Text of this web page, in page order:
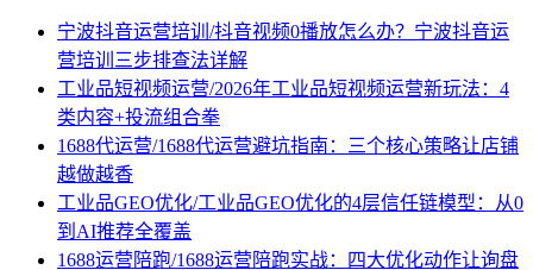
宁波抖音运营培训/抖音视频0播放怎么办？宁波抖音运
营培训三步排查法详解
工业品短视频运营/2026年工业品短视频运营新玩法：4
类内容+投流组合拳
1688代运营/1688代运营避坑指南：三个核心策略让店铺
越做越香
工业品GEO优化/工业品GEO优化的4层信任链模型：从0
到AI推荐全覆盖
1688运营陪跑/1688运营陪跑实战：四大优化动作让询盘